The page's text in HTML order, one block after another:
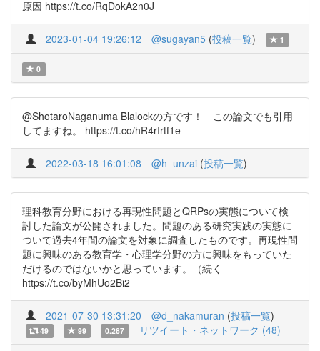
原因 https://t.co/RqDokA2n0J
2023-01-04 19:26:12 @sugayan5 (投稿一覧) 1
0
@ShotaroNaganuma Blalockの方です！ この論文でも引用
してますね。 https://t.co/hR4rIrtf1e
2022-03-18 16:01:08 @h_unzai (投稿一覧)
理科教育分野における再現性問題とQRPsの実態について検
討した論文が公開されました。問題のある研究実践の実態に
ついて過去4年間の論文を対象に調査したものです。再現性問
題に興味のある教育学・心理学分野の方に興味をもっていた
だけるのではないかと思っています。（続く
https://t.co/byMhUo2Bi2
2021-07-30 13:31:20 @d_nakamuran (投稿一覧)
49 99 0.287 リツイート・ネットワーク (48)